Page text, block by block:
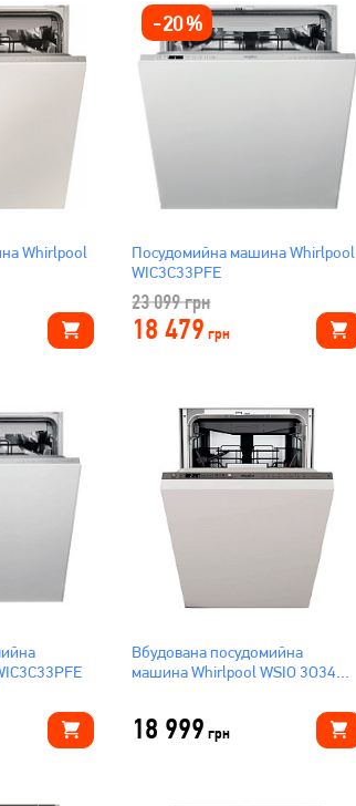
Whirlpool
-20%
Посудомийна машина Whirlpool
WIC3C33PFE
23 099грн
18 479 грн
Вбудована посудомийна
машина Whirlpool WSIO 3O34
18 999 грн